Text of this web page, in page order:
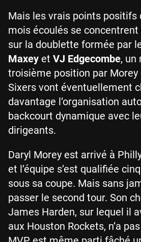
Mais les vrais points positifs
mois écoulés se
sur la doublette formée par
Maxey et VJ Edgecombe, un
troisième position par
Sixers vont éventuellement
davantage l’organisation
backcourt dynamique avec
dirigeants.
Daryl Morey est arrivé à
et l’équipe s’est qualifiée
sous sa coupe. Mais sans
passer le second tour. Son
James Harden, sur lequel il
aux Houston Rockets, n’a